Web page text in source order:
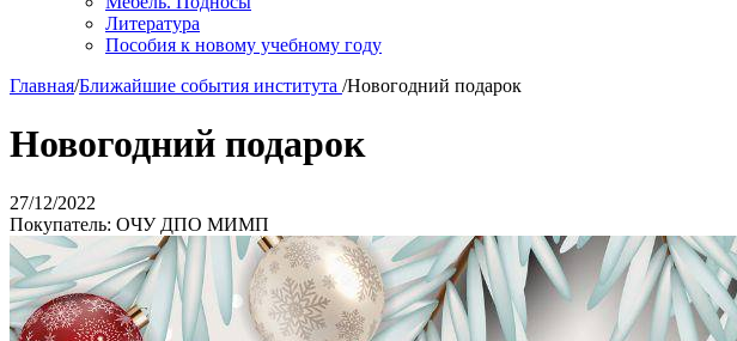
Литература
Пособия к новому учебному году
Главная/Ближайшие события института /Новогодний подарок
Новогодний подарок
27/12/2022
Покупатель: ОЧУ ДПО МИМП